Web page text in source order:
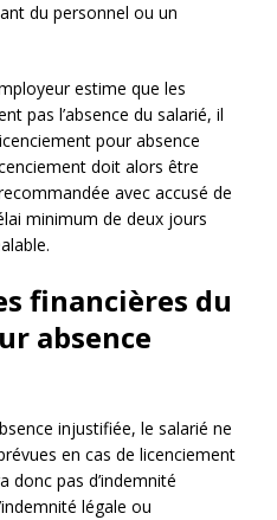
du personnel ou un
estime que les
pas l’absence du salarié, il
pour absence
doit alors être
avec accusé de
minimum de deux jours
financières du
absence
injustifiée, le salarié ne
en cas de licenciement
donc pas d’indemnité
légale ou